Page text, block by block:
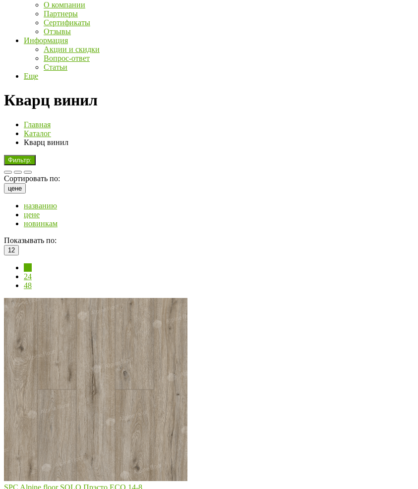
О компании
Партнеры
Сертификаты
Отзывы
Информация
Акции и скидки
Вопрос-ответ
Статьи
Еще
Кварц винил
Главная
Каталог
Кварц винил
Фильтр:
Сортировать по:
цене
названию
цене
новинкам
Показывать по:
12
24
48
SPC Alpine floor SOLO Прэсто ECO 14-8